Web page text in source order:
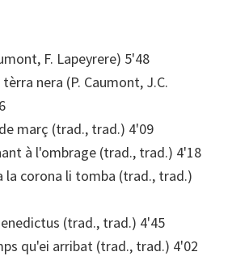
F. Lapeyrere) 5'48
nera (P. Caumont, J.C.
març (trad., trad.) 4'09
à l'ombrage (trad., trad.) 4'18
la corona li tomba (trad., trad.)
(trad., trad.) 4'45
qu'ei arribat (trad., trad.) 4'02